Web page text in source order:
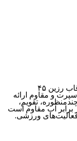
ساعت مردانه CAT مدل LQ.169.21.721 با قاب رزین ۴۵
و مقاوم ارائه
تقویم،
معدنی است و تا 100 متر در برابر آب مقاوم است
ورزشی.